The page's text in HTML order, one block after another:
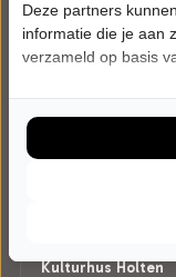
Kulturhus Holten
Deze partners
informatie die je aan
verzameld op basis